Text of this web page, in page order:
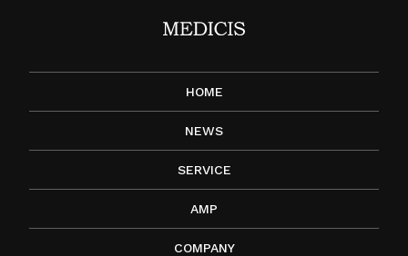
HOME
NEWS
SERVICE
AMP
COMPANY